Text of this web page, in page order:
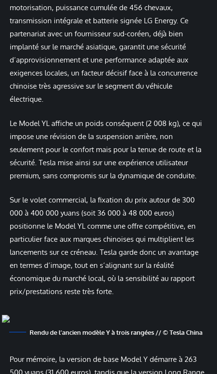
motorisation, puissance cumulée de 456 chevaux,
transmission intégrale et batterie signée LG Energy. Ce
partenariat avec un fournisseur sud-coréen, déjà bien
implanté sur le marché asiatique, garantit une sécurité
d’approvisionnement et une performance adaptée aux
exigences locales, un facteur décisif face à la concurrence
chinoise très agressive sur le segment du véhicule
électrique.
Le Model YL affiche un poids conséquent (2 008 kg), ce qui
impose une révision de la suspension arrière, non
seulement pour le confort mais pour la tenue de route et la
sécurité. Tesla mise ainsi sur une expérience utilisateur
premium, sans compromis sur la dynamique de conduite.
Sur le volet commercial, la fixation du prix autour de 300
000 à 400 000 yuans (soit 36 000 à 48 000 euros)
positionne le Model YL comme une offre compétitive, en
particulier face aux marques chinoises qui multiplient les
lancements sur ce créneau. Tesla garde donc un avantage
en termes d’image, tout en s’alignant sur la réalité
économique du marché local, où la sensibilité au rapport
prix/prestations reste très forte.
Rendu de l’ancien modèle Y à trois rangées // © Tesla China
Pour mémoire, la version de base Model Y démarre à 263